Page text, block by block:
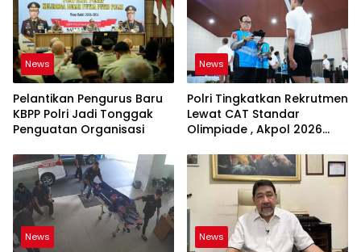
News
Pelantikan Pengurus Baru
KBPP Polri Jadi Tonggak
Penguatan Organisasi
News
Polri Tingkatkan Rekrutmen
Lewat CAT Standar
Olimpiade , Akpol 2026
News News